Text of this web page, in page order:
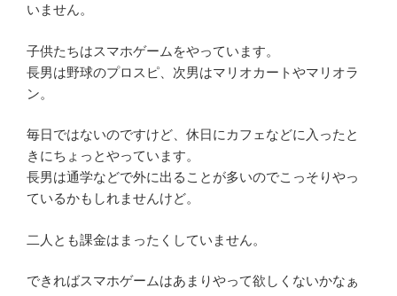
いません。
子供たちはスマホゲームをやっています。
長男は野球のプロスピ、次男はマリオカートやマリオラ
ン。
毎日ではないのですけど、休日にカフェなどに入ったと
きにちょっとやっています。
長男は通学などで外に出ることが多いのでこっそりやっ
ているかもしれませんけど。
二人とも課金はまったくしていません。
できればスマホゲームはあまりやって欲しくないかなぁ